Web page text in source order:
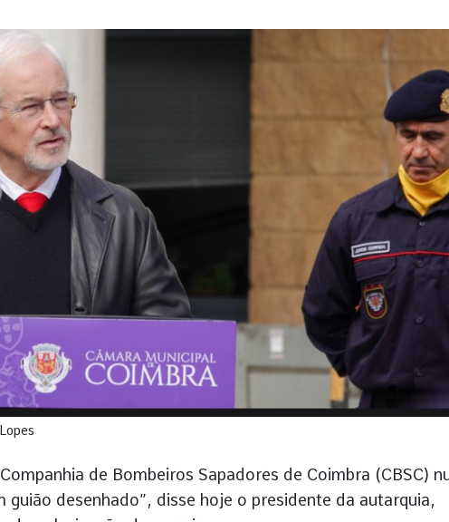
de Bombeiros Sapadores de Coimbra (CBSC)
guião desenhado”, disse hoje o presidente da autarquia,